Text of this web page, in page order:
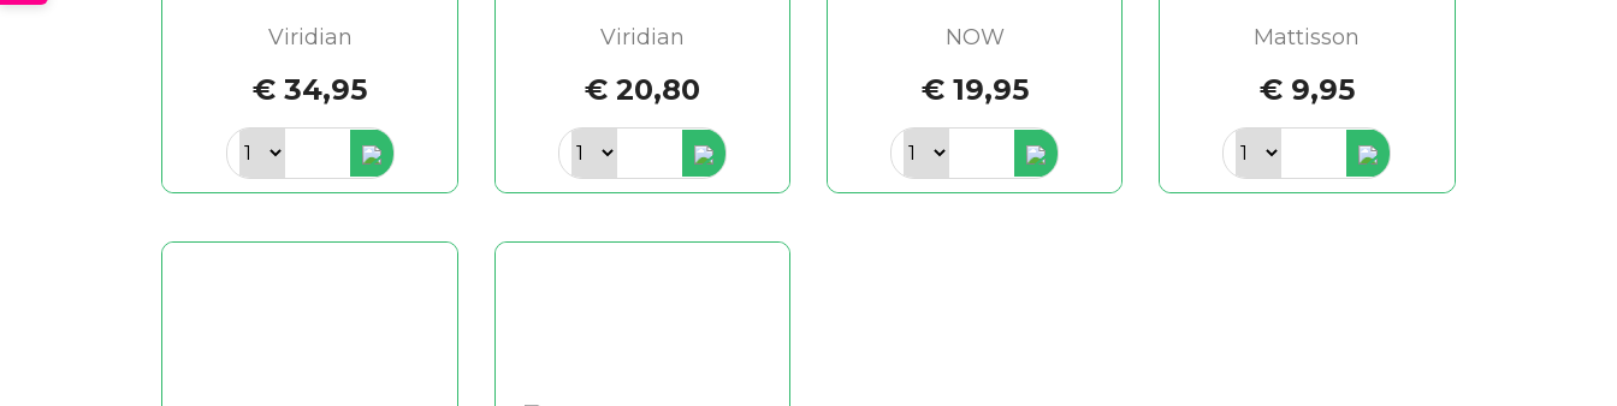
Viridian
€ 34,95
Viridian
€ 20,80
NOW
€ 19,95
Mattisson
€ 9,95